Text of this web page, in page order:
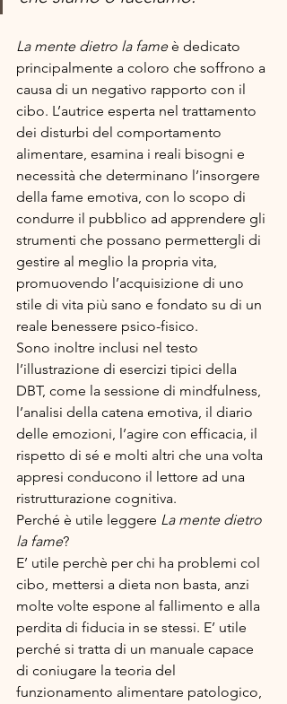
La mente dietro la fame è dedicato
principalmente a coloro che soffrono a
causa di un negativo rapporto con il
cibo. L’autrice esperta nel trattamento
dei disturbi del comportamento
alimentare, esamina i reali bisogni e
necessità che determinano l’insorgere
della fame emotiva, con lo scopo di
condurre il pubblico ad apprendere gli
strumenti che possano permettergli di
gestire al meglio la propria vita,
promuovendo l’acquisizione di uno
stile di vita più sano e fondato su di un
reale benessere psico-fisico.
Sono inoltre inclusi nel testo
l’illustrazione di esercizi tipici della
DBT, come la sessione di mindfulness,
l’analisi della catena emotiva, il diario
delle emozioni, l’agire con efficacia, il
rispetto di sé e molti altri che una volta
appresi conducono il lettore ad una
ristrutturazione cognitiva.
Perché è utile leggere La mente dietro
la fame?
E’ utile perchè per chi ha problemi col
cibo, mettersi a dieta non basta, anzi
molte volte espone al fallimento e alla
perdita di fiducia in se stessi. E’ utile
perché si tratta di un manuale capace
di coniugare la teoria del
funzionamento alimentare patologico,